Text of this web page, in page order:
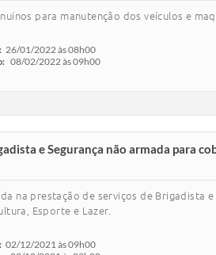
para manutenção dos veículos e
26/01/2022 às 08h00
08/02/2022 às 09h00
e Segurança não armada para
na prestação de serviços de Brigadista
Esporte e Lazer.
02/12/2021 às 09h00